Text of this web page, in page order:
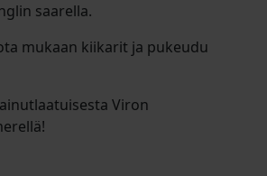
saarella.
mukaan kiikarit ja pukeudu
Viron